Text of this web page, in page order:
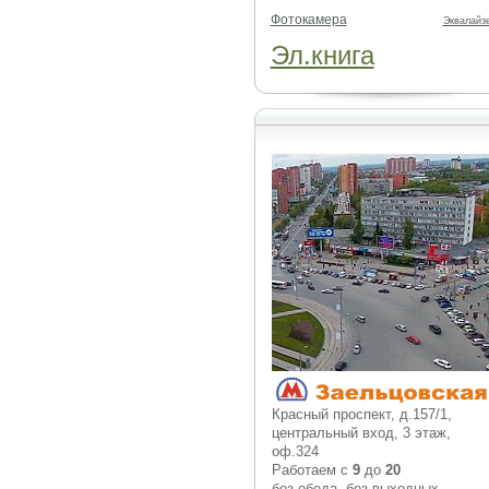
Фотокамера
Эл.книга
Красный проспект, д.157/1,
центральный вход, 3 этаж,
оф.324
Работаем с 9до 20